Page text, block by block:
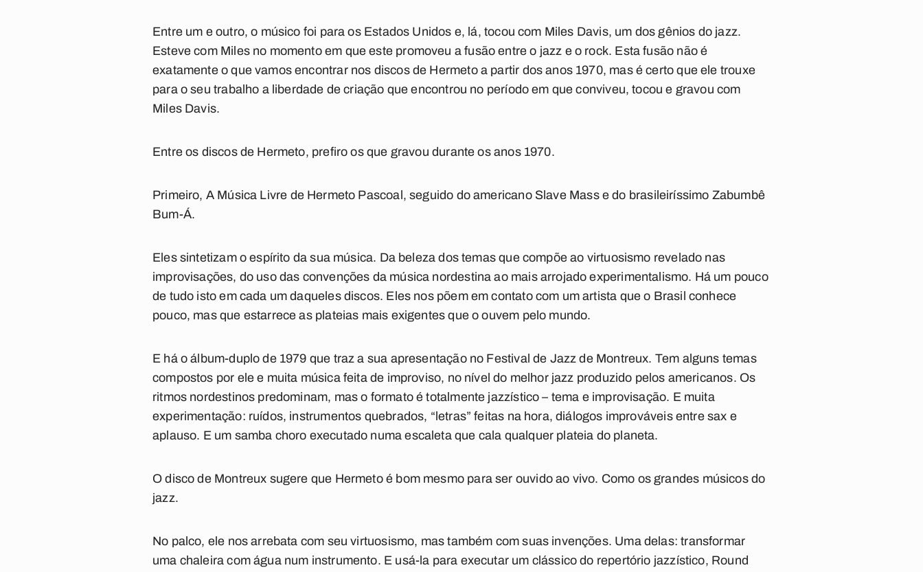
Entre um e outro, o músico foi para os Estados Unidos e, lá, tocou com Miles Davis, um dos gênios do jazz.
Esteve com Miles no momento em que este promoveu a fusão entre o jazz e o rock. Esta fusão não é
exatamente o que vamos encontrar nos discos de Hermeto a partir dos anos 1970, mas é certo que ele trouxe
para o seu trabalho a liberdade de criação que encontrou no período em que conviveu, tocou e gravou com
Miles Davis.
Entre os discos de Hermeto, prefiro os que gravou durante os anos 1970.
Primeiro, A Música Livre de Hermeto Pascoal , seguido do americano Slave Masse do brasileiríssimo Zabumbê
Bum-Á.
Eles sintetizam o espírito da sua música. Da beleza dos temas que compõe ao virtuosismo revelado nas
improvisações, do uso das convenções da música nordestina ao mais arrojado experimentalismo. Há um pouco
de tudo isto em cada um daqueles discos. Eles nos põem em contato com um artista que o Brasil conhece
pouco, mas que estarrece as plateias mais exigentes que o ouvem pelo mundo.
E há o álbum-duplo de 1979 que traz a sua apresentação no Festival de Jazz de Montreux. Tem alguns temas
compostos por ele e muita música feita de improviso, no nível do melhor jazz produzido pelos americanos. Os
ritmos nordestinos predominam, mas o formato é totalmente jazzístico – tema e improvisação. E muita
experimentação: ruídos, instrumentos quebrados, “letras” feitas na hora, diálogos improváveis entre sax e
aplauso. E um samba choro executado numa escaleta que cala qualquer plateia do planeta.
O disco de Montreux sugere que Hermeto é bom mesmo para ser ouvido ao vivo. Como os grandes músicos do
jazz.
No palco, ele nos arrebata com seu virtuosismo, mas também com suas invenções. Uma delas: transformar
uma chaleira com água num instrumento. E usá-la para executar um clássico do repertório jazzístico, Round